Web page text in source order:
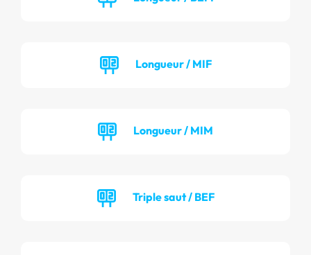
Longueur / MIF
Longueur / MIM
Triple saut / BEF